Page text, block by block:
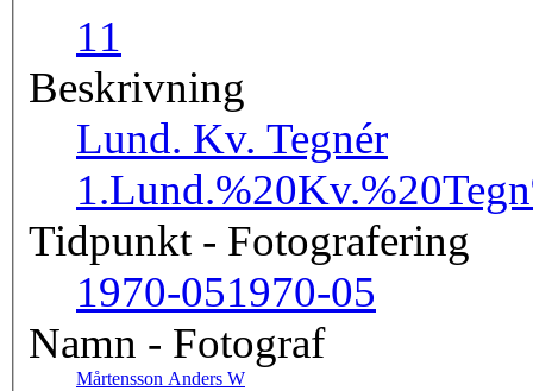
11
Beskrivning
Lund. Kv. Tegnér
1.
Tidpunkt - Fotografering
1970-051970-05
Namn - Fotograf
Mårtensson Anders W